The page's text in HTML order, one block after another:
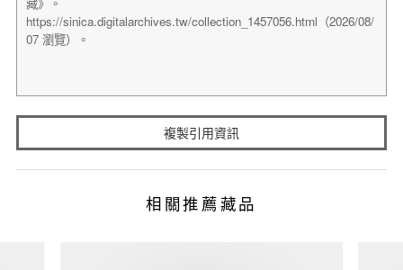
複製引用資訊
相關推薦藏品